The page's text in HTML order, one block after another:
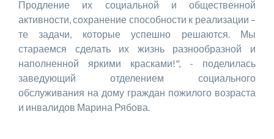
Продление их социальной и общественной
активности, сохранение способности к реализации –
те задачи, которые успешно решаются. Мы
стараемся сделать их жизнь разнообразной и
наполненной яркими красками!", - поделилась
заведующий отделением социального
обслуживания на дому граждан пожилого возраста
и инвалидов Марина Рябова.